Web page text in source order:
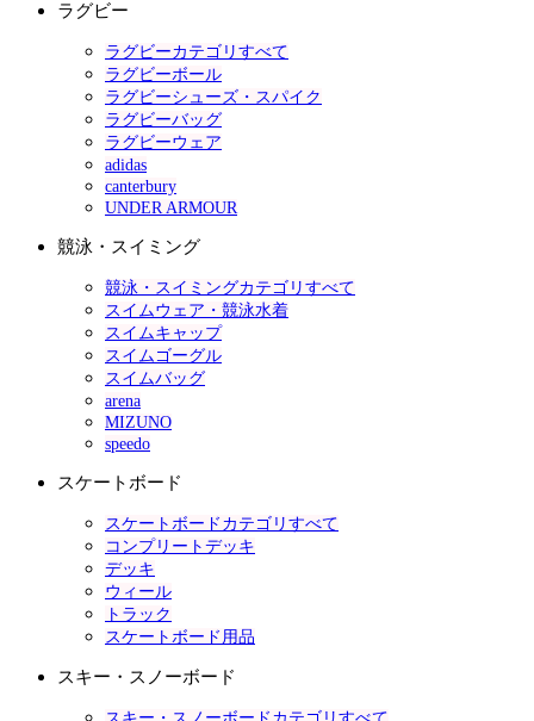
ラグビー
ラグビーカテゴリすべて
ラグビーボール
ラグビーシューズ・スパイク
ラグビーバッグ
ラグビーウェア
adidas
canterbury
UNDER ARMOUR
競泳・スイミング
競泳・スイミングカテゴリすべて
スイムウェア・競泳水着
スイムキャップ
スイムゴーグル
スイムバッグ
arena
MIZUNO
speedo
スケートボード
スケートボードカテゴリすべて
コンプリートデッキ
デッキ
ウィール
トラック
スケートボード用品
スキー・スノーボード